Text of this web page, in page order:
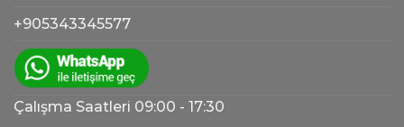
+905343345577
Çalışma Saatleri 09:00 - 17:30